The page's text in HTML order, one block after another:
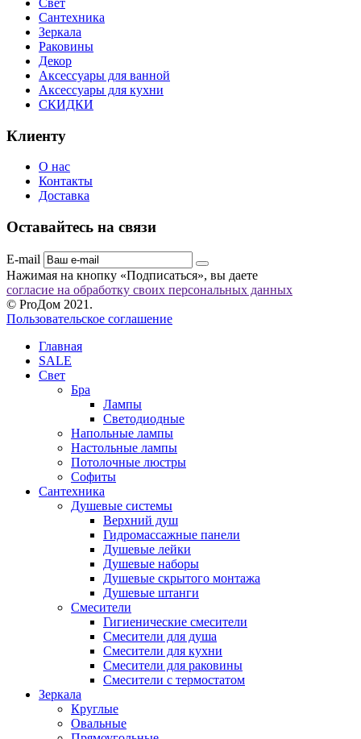
Сантехника
Зеркала
Раковины
Декор
Аксессуары для ванной
Аксессуары для кухни
СКИДКИ
Клиенту
О нас
Контакты
Доставка
Оставайтесь на связи
E-mail
Нажимая на кнопку «Подписаться», вы даете
согласие на обработку своих персональных данных
© ProДом 2021.
Пользовательское соглашение
Главная
SALE
Свет
Бра
Лампы
Светодиодные
Напольные лампы
Настольные лампы
Потолочные люстры
Софиты
Сантехника
Душевые системы
Верхний душ
Гидромассажные панели
Душевые лейки
Душевые наборы
Душевые скрытого монтажа
Душевые штанги
Смесители
Гигиенические смесители
Смесители для душа
Смесители для кухни
Смесители для раковины
Смесители с термостатом
Зеркала
Круглые
Овальные